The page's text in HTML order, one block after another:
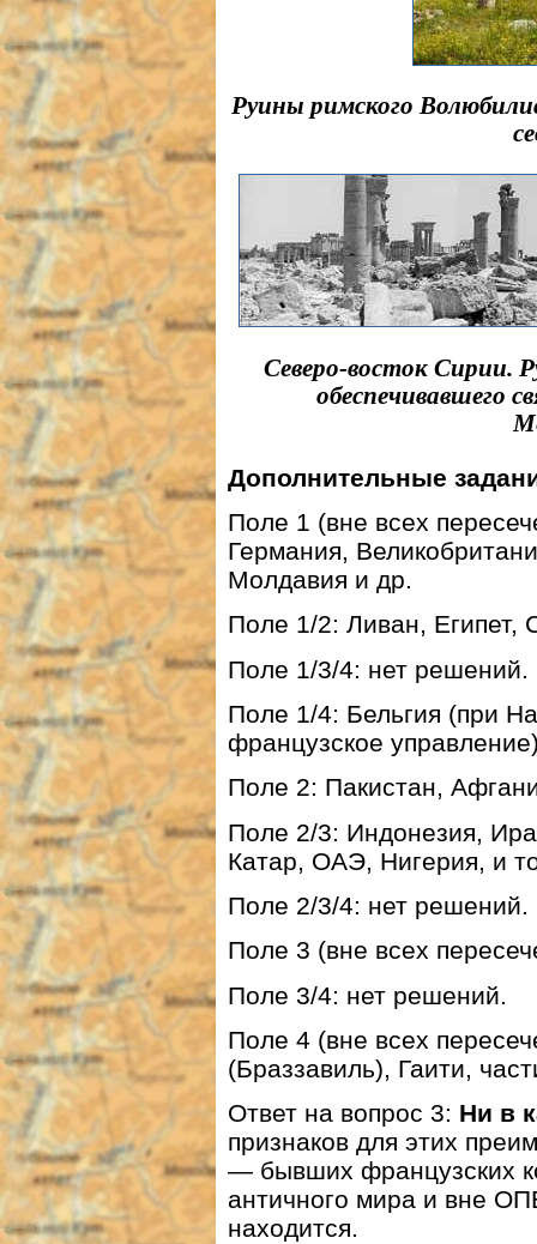
Руины римского
Северо-восток Сирии.
обеспечивавшего
Дополнительные
Поле 1 (вне всех
Германия,
Молдавия и др.
Поле 1/2: Ливан, Египет,
Поле 1/3/4: нет решений.
Поле 1/4: Бельгия (при
французское
Поле 2: Пакистан,
Поле 2/3: Индонезия,
Катар, ОАЭ, Нигерия, и
Поле 2/3/4: нет решений.
Поле 3 (вне всех
Поле 3/4: нет решений.
Поле 4 (вне всех
(Браззавиль), Гаити,
Ответ на вопрос 3: Ни в
признаков для этих
— бывших французских
античного мира и вне
находится.